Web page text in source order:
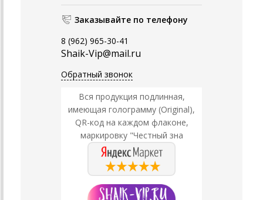
Заказывайте по телефону
8 (962) 965-30-41
Shaik-Vip@mail.ru
Обратный звонок
Вся продукция подлинная,
имеющая голограмму (Original),
QR-код на каждом флаконе,
маркировку "Честный зна